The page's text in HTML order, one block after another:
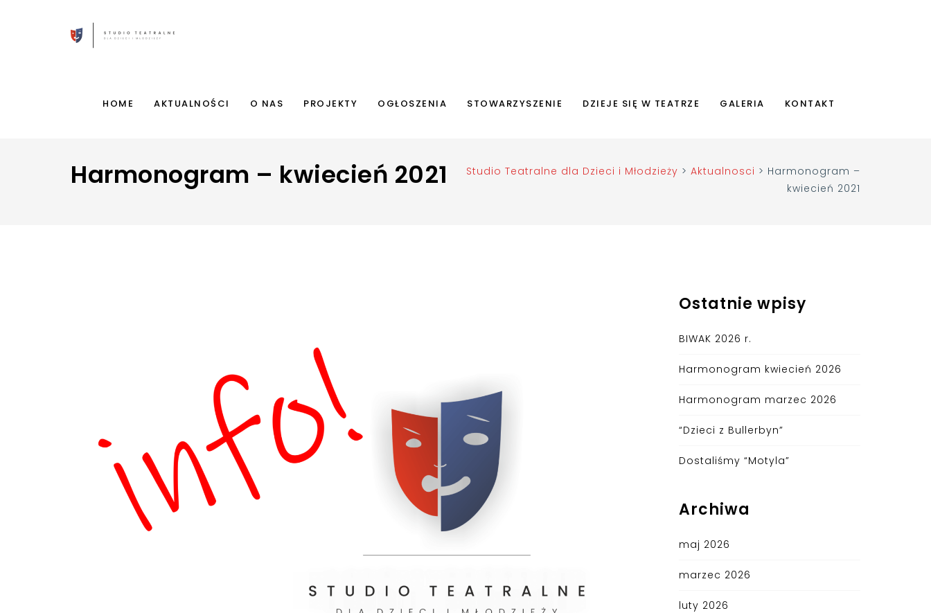
HOME AKTUALNOŚCI O NAS PROJEKTY OGŁOSZENIA STOWARZYSZENIE DZIEJE SIĘ W TEATRZE GALERIA KONTAKT
Harmonogram – kwiecień 2021 Studio Teatralne dla Dzieci i Młodzieży > Aktualnosci > Harmonogram –
kwiecień 2021
Ostatnie wpisy
BIWAK 2026 r.
Harmonogram kwiecień 2026
Harmonogram marzec 2026
“Dzieci z Bullerbyn”
Dostaliśmy “Motyla”
Archiwa
maj 2026
marzec 2026
luty 2026